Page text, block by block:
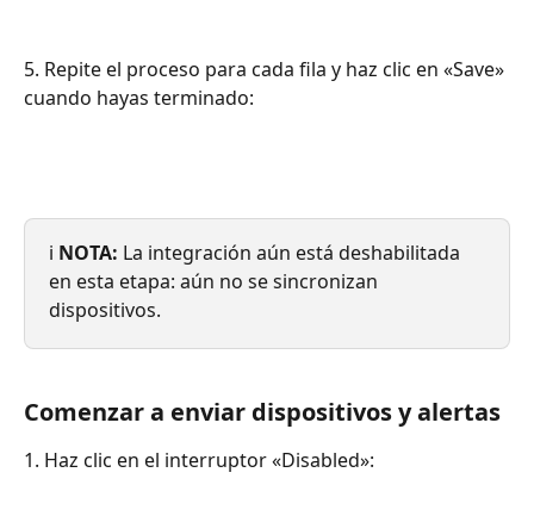
5. Repite el proceso para cada fila y haz clic en «Save»
cuando hayas terminado:
ℹ️ NOTA: La integración aún está deshabilitada
en esta etapa: aún no se sincronizan
dispositivos.
Comenzar a enviar dispositivos y alertas
1. Haz clic en el interruptor «Disabled»: